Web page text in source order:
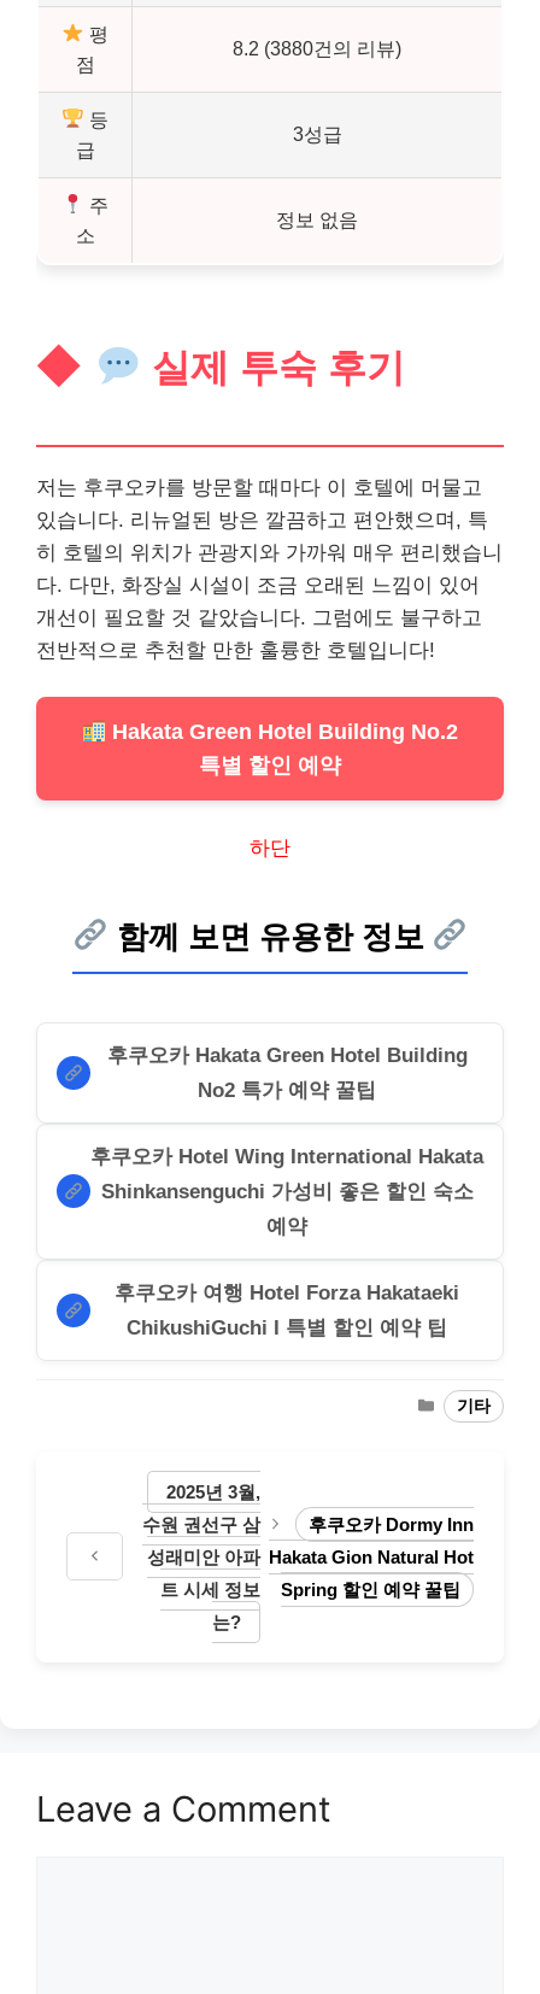
평
점
8.2 (3880건의 리뷰)
등
급
3성급
주
소
정보 없음
실제 투숙 후기
저는 후쿠오카를 방문할 때마다 이 호텔에 머물고
있습니다. 리뉴얼된 방은 깔끔하고 편안했으며, 특
히 호텔의 위치가 관광지와 가까워 매우 편리했습니
다. 다만, 화장실 시설이 조금 오래된 느낌이 있어
개선이 필요할 것 같았습니다. 그럼에도 불구하고
전반적으로 추천할 만한 훌륭한 호텔입니다!
Hakata Green Hotel Building No.2
특별 할인 예약
하단
함께 보면 유용한 정보
후쿠오카 Hakata Green Hotel Building
No2 특가 예약 꿀팁
후쿠오카 Hotel Wing International Hakata
Shinkansenguchi 가성비 좋은 할인 숙소
예약
후쿠오카 여행 Hotel Forza Hakataeki
ChikushiGuchi I 특별 할인 예약 팁
Categories
기타
2025년 3월,
수원 권선구 삼
성래미안 아파
트 시세 정보
는?
후쿠오카 Dormy Inn
Hakata Gion Natural Hot
Spring 할인 예약 꿀팁
Leave a Comment